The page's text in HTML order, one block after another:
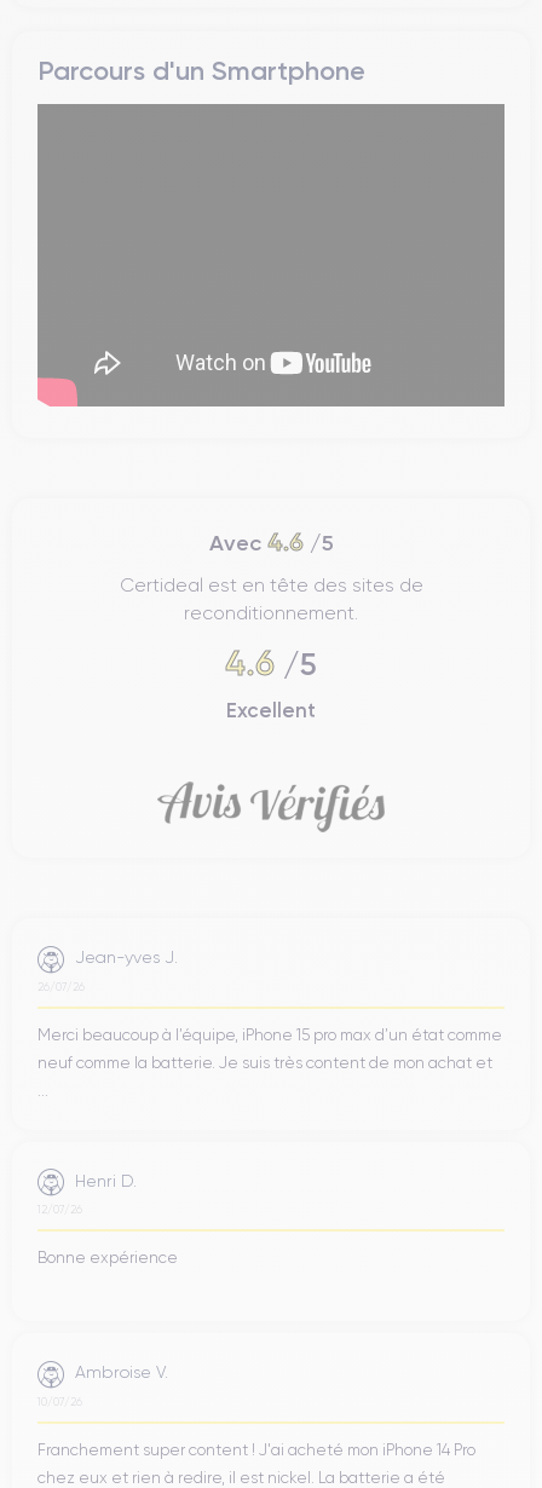
Parcours d'un Smartphone
Avec 4.6/5
Certideal est en tête des sites de
reconditionnement.
4.6 /5
Excellent
Jean-yves J.
26/07/26
Merci beaucoup à l’équipe, iPhone 15 pro max d’un état comme
neuf comme la batterie. Je suis très content de mon achat et
Henri D.
12/07/26
Bonne expérience
Ambroise V.
10/07/26
Franchement super content ! J'ai acheté mon iPhone 14 Pro
chez eux et rien à redire, il est nickel. La batterie a été